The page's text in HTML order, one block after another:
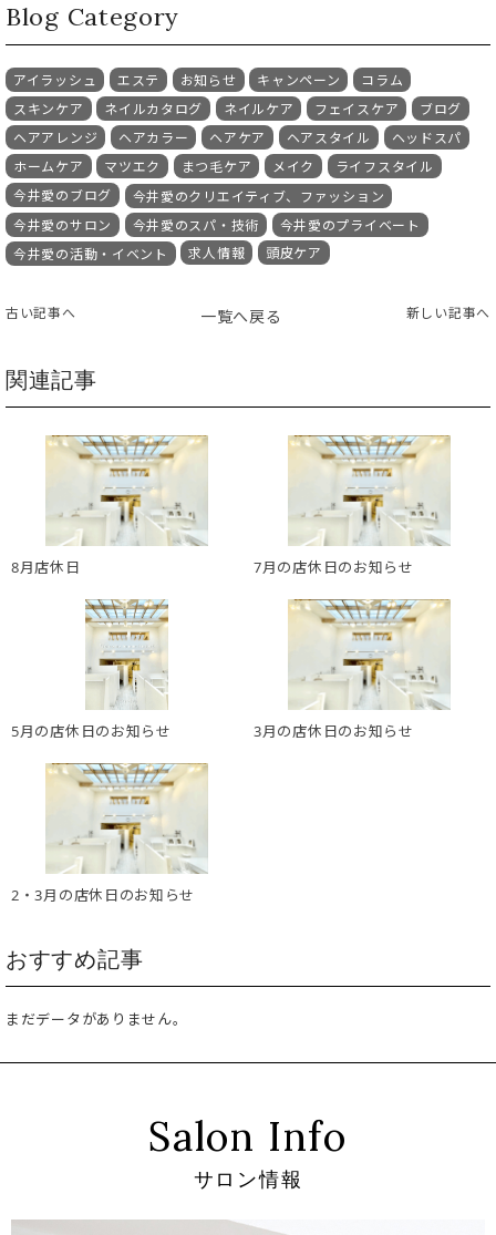
Blog Category
アイラッシュ エステ お知らせ キャンペーン
コラム
スキンケア
ネイルカタログ ネイルケア フェイスケア
ブログ
ヘアアレンジ
ヘアカラー ヘアケア ヘアスタイル
ヘッドスパ
ホームケア
マツエク まつ毛ケア メイク
ライフスタイル
今井愛のブログ
今井愛のクリエイティブ、ファッション
今井愛のサロン
今井愛のスパ・技術
今井愛のプライベート
今井愛の活動・イベント
求人情報 頭皮ケア
古い記事へ 一覧へ戻る 新しい記事へ
関連記事
8月店休日 7月の店休日のお知らせ
5月の店休日のお知らせ 3月の店休日のお知らせ
2・3月の店休日のお知らせ
おすすめ記事
まだデータがありません。
Salon Info
サロン情報